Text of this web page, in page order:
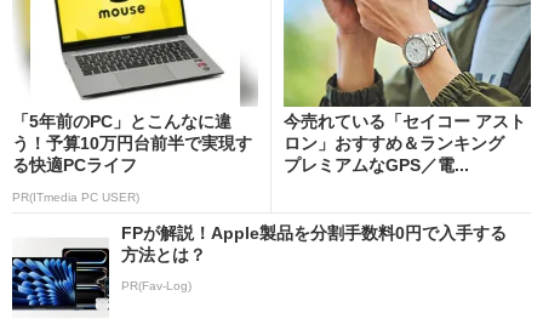
「5年前のPC」とこんなに違
う！予算10万円台前半で実現す
る快適PCライフ
PR(ITmedia PC USER)
今売れている「セイコー アスト
ロン」おすすめ＆ランキング
プレミアムなGPS／電...
FPが解説！Apple製品を分割手数料0円で入手する
方法とは？
PR(Fav-Log)